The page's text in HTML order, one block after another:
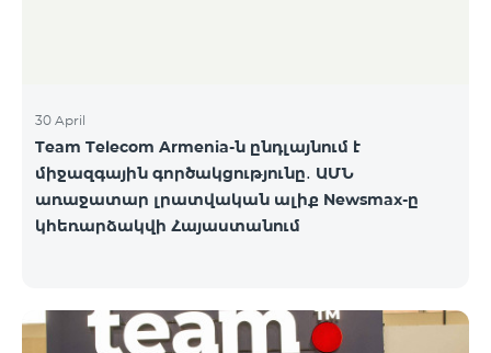
30 April
Team Telecom Armenia-ն ընդլայնում է
միջազգային գործակցությունը․ ԱՄՆ
առաջատար լրատվական ալիք Newsmax-ը
կհեռարձակվի Հայաստանում